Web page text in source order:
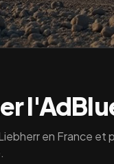
en France et